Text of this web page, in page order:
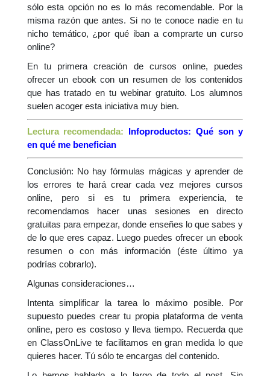
sólo esta opción no es lo más recomendable. Por la
misma razón que antes. Si no te conoce nadie en tu
nicho temático, ¿por qué iban a comprarte un curso
online?
En tu primera creación de cursos online, puedes
ofrecer un ebook con un resumen de los contenidos
que has tratado en tu webinar gratuito. Los alumnos
suelen acoger esta iniciativa muy bien.
Lectura recomendada: Infoproductos: Qué son y
en qué me benefician
Conclusión: No hay fórmulas mágicas y aprender de
los errores te hará crear cada vez mejores cursos
online, pero si es tu primera experiencia, te
recomendamos hacer unas sesiones en directo
gratuitas para empezar, donde enseñes lo que sabes y
de lo que eres capaz. Luego puedes ofrecer un ebook
resumen o con más información (éste último ya
podrías cobrarlo).
Algunas consideraciones…
Intenta simplificar la tarea lo máximo posible. Por
supuesto puedes crear tu propia plataforma de venta
online, pero es costoso y lleva tiempo. Recuerda que
en ClassOnLive te facilitamos en gran medida lo que
quieres hacer. Tú sólo te encargas del contenido.